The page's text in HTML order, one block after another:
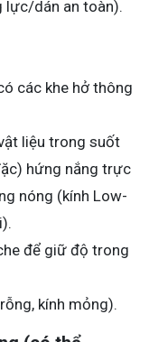
lực/dán an toàn).
các khe hở thông
liệu trong suốt
hứng nắng trực
nóng (kính Low-
để giữ độ trong
kính mỏng).